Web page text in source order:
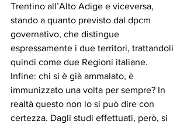
Trentino all’Alto Adige e viceversa,
stando a quanto previsto dal dpcm
governativo, che distingue
espressamente i due territori, trattandoli
quindi come due Regioni italiane.
Infine: chi si è già ammalato, è
immunizzato una volta per sempre? In
realtà questo non lo si può dire con
certezza. Dagli studi effettuati, però, si